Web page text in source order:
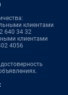
клиентами
640 34 32
клиентами
4056